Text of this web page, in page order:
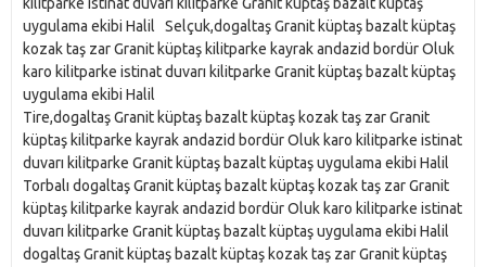
kilitparke istinat duvarı kilitparke Granit küptaş bazalt küptaş
uygulama ekibi Halil Selçuk,dogaltaş Granit küptaş bazalt küptaş
kozak taş zar Granit küptaş kilitparke kayrak andazid bordür Oluk
karo kilitparke istinat duvarı kilitparke Granit küptaş bazalt küptaş
uygulama ekibi Halil
Tire,dogaltaş Granit küptaş bazalt küptaş kozak taş zar Granit
küptaş kilitparke kayrak andazid bordür Oluk karo kilitparke istinat
duvarı kilitparke Granit küptaş bazalt küptaş uygulama ekibi Halil
Torbalı dogaltaş Granit küptaş bazalt küptaş kozak taş zar Granit
küptaş kilitparke kayrak andazid bordür Oluk karo kilitparke istinat
duvarı kilitparke Granit küptaş bazalt küptaş uygulama ekibi Halil
dogaltaş Granit küptaş bazalt küptaş kozak taş zar Granit küptaş